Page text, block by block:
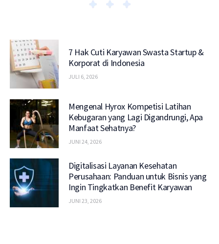
7 Hak Cuti Karyawan Swasta Startup &
Korporat di Indonesia
JULI 6, 2026
Mengenal Hyrox Kompetisi Latihan
Kebugaran yang Lagi Digandrungi, Apa
Manfaat Sehatnya?
JUNI 24, 2026
Digitalisasi Layanan Kesehatan
Perusahaan: Panduan untuk Bisnis yang
Ingin Tingkatkan Benefit Karyawan
JUNI 23, 2026